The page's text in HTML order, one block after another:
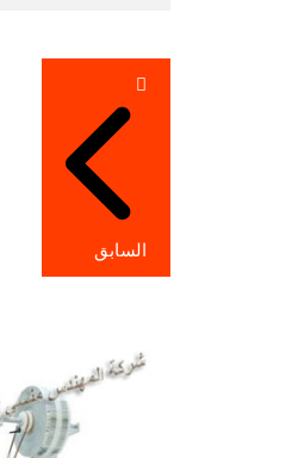
تصفّح
المقالات
السابق